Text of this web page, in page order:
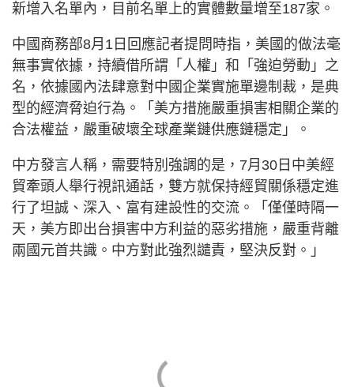
新增入名單內，目前名單上的實體數量增至187家。
中國商務部8月1日回應記者提問時指，美國的做法毫
無事實依據，持續借所謂「人權」和「強迫勞動」之
名，依據國內法肆意對中國企業實施單邊制裁，是典
型的經濟脅迫行為。「美方措施嚴重損害相關企業的
合法權益，嚴重破壞全球產業鏈供應鏈穩定」。
中方發言人稱，需要特別強調的是，7月30日中美經
貿牽頭人舉行視訊通話，雙方就保持經貿關係穩定進
行了坦誠、深入、富有建設性的交流。「僅僅時隔一
天，美方即出台損害中方利益的惡劣措施，嚴重背離
兩國元首共識。中方對此強烈譴責，堅決反對。」